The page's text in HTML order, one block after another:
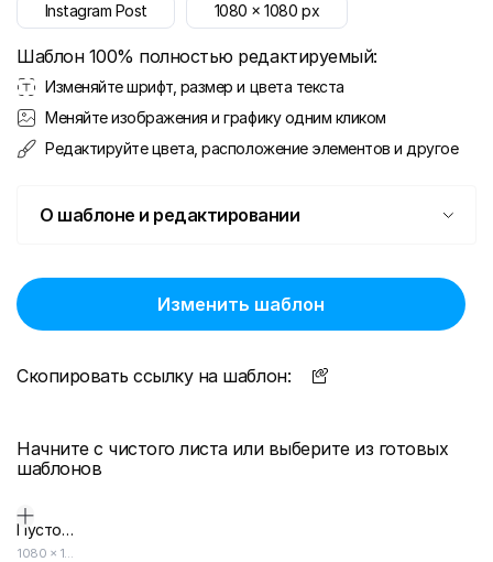
Instagram Post 1080 x1080 px
Шаблон 100% полностью редактируемый:
Изменяйте шрифт, размер и цвета текста
Меняйте изображения и графику одним кликом
Редактируйте цвета, расположение элементов и другое
О шаблоне и редактировании
Изменить шаблон
Скопировать ссылку на шаблон:
Начните с чистого листа или выберите из готовых
шаблонов
Пустой дизайн-макет
1080 × 1080